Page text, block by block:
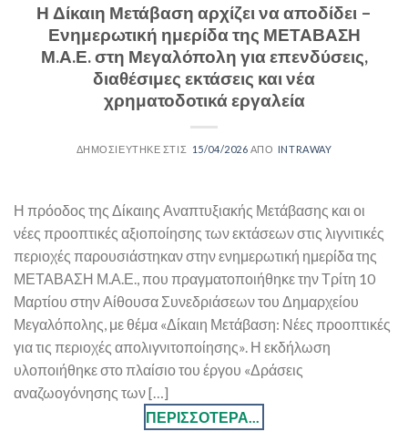
Η Δίκαιη Μετάβαση αρχίζει να αποδίδει –
Ενημερωτική ημερίδα της ΜΕΤΑΒΑΣΗ
Μ.Α.Ε. στη Μεγαλόπολη για επενδύσεις,
διαθέσιμες εκτάσεις και νέα
χρηματοδοτικά εργαλεία
15/04/2026 INTRAWAY
Η πρόοδος της Δίκαιης Αναπτυξιακής Μετάβασης και οι
νέες προοπτικές αξιοποίησης των εκτάσεων στις λιγνιτικές
περιοχές παρουσιάστηκαν στην ενημερωτική ημερίδα της
ΜΕΤΑΒΑΣΗ Μ.Α.Ε., που πραγματοποιήθηκε την Τρίτη 10
Μαρτίου στην Αίθουσα Συνεδριάσεων του Δημαρχείου
Μεγαλόπολης, με θέμα «Δίκαιη Μετάβαση: Νέες προοπτικές
για τις περιοχές απολιγνιτοποίησης». Η εκδήλωση
υλοποιήθηκε στο πλαίσιο του έργου «Δράσεις
αναζωογόνησης των […]